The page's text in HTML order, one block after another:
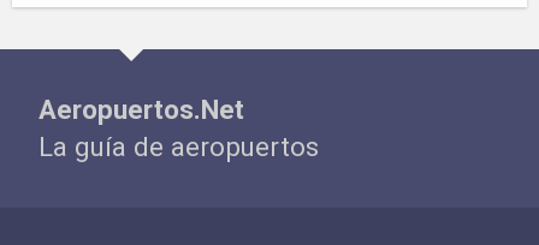
Aeropuertos.Net
La guía de aeropuertos